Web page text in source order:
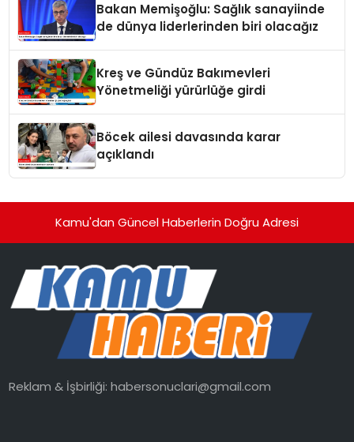
Bakan Memişoğlu: Sağlık sanayiinde
de dünya liderlerinden biri olacağız
Kreş ve Gündüz Bakımevleri
Yönetmeliği yürürlüğe girdi
Böcek ailesi davasında karar
açıklandı
Kamu'dan Güncel Haberlerin Doğru Adresi
Reklam & İşbirliği:habersonuclari@gmail.com